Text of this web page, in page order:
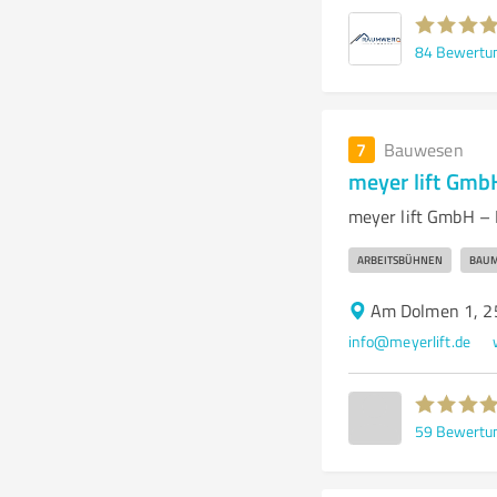
84
7 Bauwesen
meyer lift
meyer lift GmbH
ARBEITSBÜHNEN
Am Dolmen 1,
info@meyerlift.de
59